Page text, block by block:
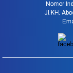
Nomor
Jl.KH.